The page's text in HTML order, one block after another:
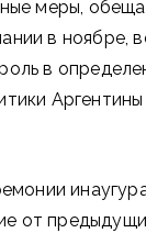
меры,
в ноябре,
в
от